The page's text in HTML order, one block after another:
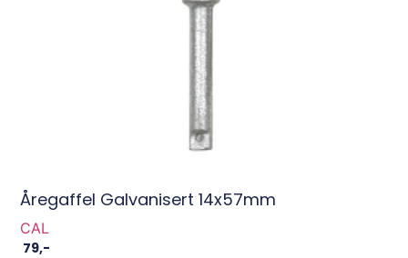
Åregaffel Galvanisert 14x57mm
CAL
79,-